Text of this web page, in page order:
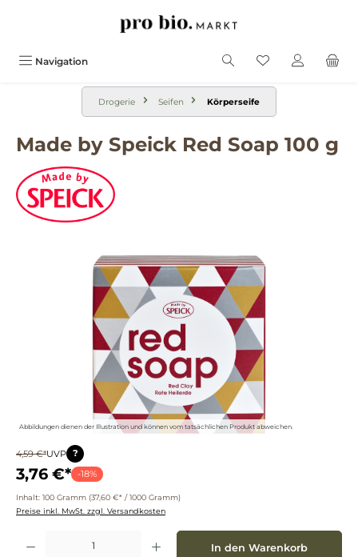
Navigation
Drogerie Seifen Körperseife
Made by Speick Red Soap 100 g
Bildergalerie überspringen
Abbildungen dienen der Illustration und können vom tatsächlichen Produkt abweichen.
4,59 €*UVP ?
3,76 €* -18%
Inhalt: 100 Gramm (37,60 €* / 1000 Gramm)
Preise inkl. MwSt. zzgl. Versandkosten
Produkt Anzahl: Gib den gewünschten Wert ein oder benutze die Schaltflächen um
In den Warenkorb